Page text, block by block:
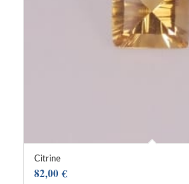
Citrine
82,00€